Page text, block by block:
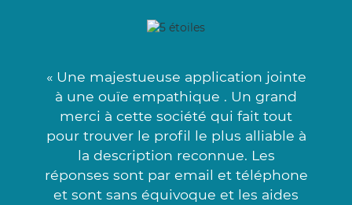
« Une majestueuse application jointe
à une ouïe empathique . Un grand
merci à cette société qui fait tout
pour trouver le profil le plus alliable à
la description reconnue. Les
réponses sont par email et téléphone
et sont sans équivoque et les aides